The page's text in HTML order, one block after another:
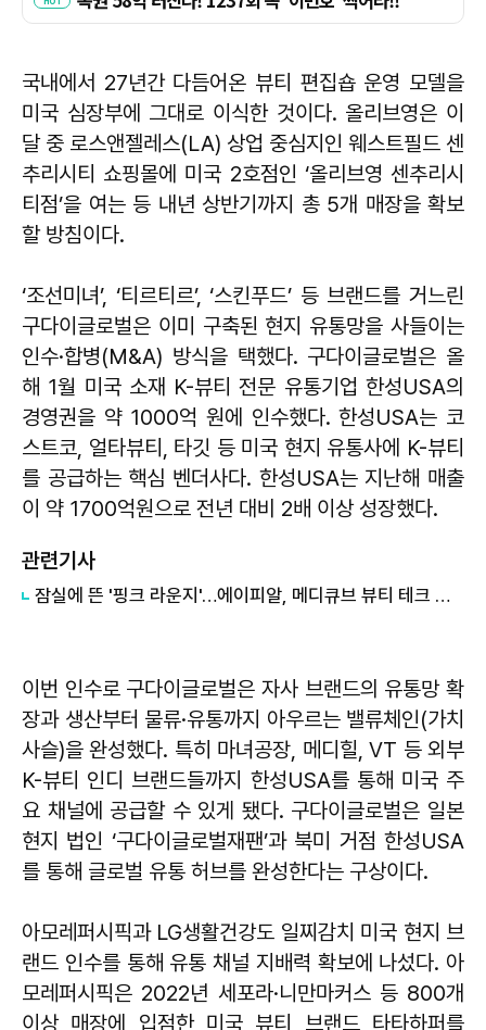
국내에서 27년간 다듬어온 뷰티 편집숍 운영 모델을
미국 심장부에 그대로 이식한 것이다. 올리브영은 이
달 중 로스앤젤레스(LA) 상업 중심지인 웨스트필드 센
추리시티 쇼핑몰에 미국 2호점인 ‘올리브영 센추리시
티점’을 여는 등 내년 상반기까지 총 5개 매장을 확보
할 방침이다.
‘조선미녀’, ‘티르티르’, ‘스킨푸드’ 등 브랜드를 거느린
구다이글로벌은 이미 구축된 현지 유통망을 사들이는
인수·합병(M&A) 방식을 택했다. 구다이글로벌은 올
해 1월 미국 소재 K-뷰티 전문 유통기업 한성USA의
경영권을 약 1000억 원에 인수했다. 한성USA는 코
스트코, 얼타뷰티, 타깃 등 미국 현지 유통사에 K-뷰티
를 공급하는 핵심 벤더사다. 한성USA는 지난해 매출
이 약 1700억원으로 전년 대비 2배 이상 성장했다.
관련기사
잠실에 뜬 '핑크 라운지'…에이피알, 메디큐브 뷰티 테크 팝업 오픈
이번 인수로 구다이글로벌은 자사 브랜드의 유통망 확
장과 생산부터 물류·유통까지 아우르는 밸류체인(가치
사슬)을 완성했다. 특히 마녀공장, 메디힐, VT 등 외부
K-뷰티 인디 브랜드들까지 한성USA를 통해 미국 주
요 채널에 공급할 수 있게 됐다. 구다이글로벌은 일본
현지 법인 ‘구다이글로벌재팬’과 북미 거점 한성USA
를 통해 글로벌 유통 허브를 완성한다는 구상이다.
아모레퍼시픽과 LG생활건강도 일찌감치 미국 현지 브
랜드 인수를 통해 유통 채널 지배력 확보에 나섰다. 아
모레퍼시픽은 2022년 세포라·니만마커스 등 800개
이상 매장에 입점한 미국 뷰티 브랜드 타타하퍼를